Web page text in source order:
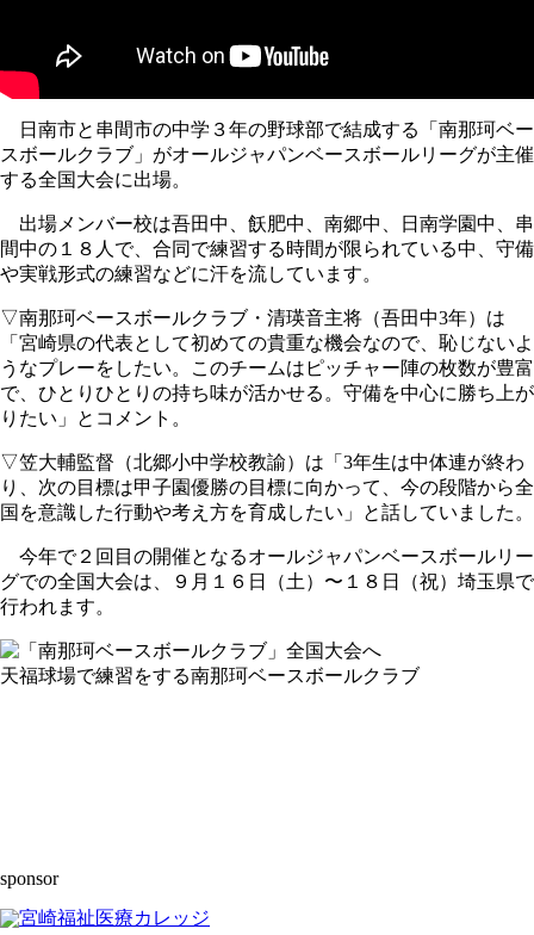
日南市と串間市の中学３年の野球部で結成する「南那珂ベー
スボールクラブ」がオールジャパンベースボールリーグが主催
する全国大会に出場。
出場メンバー校は吾田中、飫肥中、南郷中、日南学園中、串
間中の１８人で、合同で練習する時間が限られている中、守備
や実戦形式の練習などに汗を流しています。
▽南那珂ベースボールクラブ・清瑛音主将（吾田中3年）は
「宮崎県の代表として初めての貴重な機会なので、恥じないよ
うなプレーをしたい。このチームはピッチャー陣の枚数が豊富
で、ひとりひとりの持ち味が活かせる。守備を中心に勝ち上が
りたい」とコメント。
▽笠大輔監督（北郷小中学校教諭）は「3年生は中体連が終わ
り、次の目標は甲子園優勝の目標に向かって、今の段階から全
国を意識した行動や考え方を育成したい」と話していました。
今年で２回目の開催となるオールジャパンベースボールリー
グでの全国大会は、９月１６日（土）〜１８日（祝）埼玉県で
行われます。
天福球場で練習をする南那珂ベースボールクラブ
sponsor